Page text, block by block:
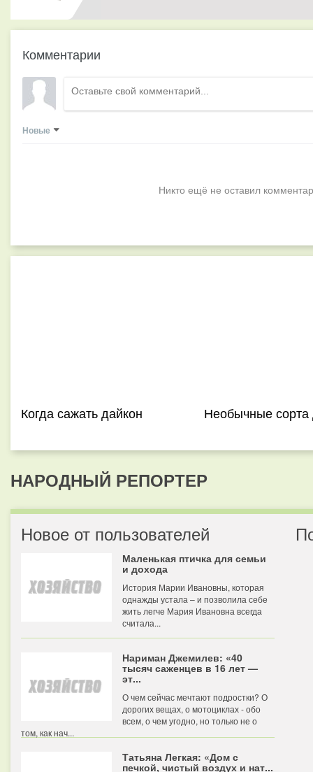
Комментарии
Новые
Никто ещё не оставил
Когда сажать дайкон Необычные сорта
НАРОДНЫЙ РЕПОРТЕР
Новое от пользователей
Маленькая птичка для семьи
и дохода
История Марии Ивановны, которая
однажды устала – и позволила себе
жить легче Мария Ивановна всегда
считала...
Нариман Джемилев: «40
тысяч саженцев в 16 лет —
эт...
О чем сейчас мечтают подростки? О
дорогих вещах, о мотоциклах - обо
всем, о чем угодно, но только не о
том, как нач...
Татьяна Легкая: «Дом с
печкой, чистый воздух и нат...